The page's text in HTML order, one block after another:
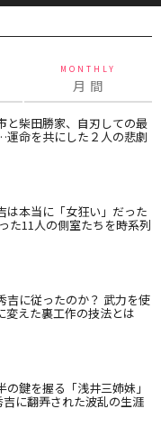
MONTHLY
月 間
と柴田勝家、自刃しての最
命を共にした２人の悲劇
は本当に「女狂い」だった
た11人の側室たちを時系列
吉に従ったのか？ 武力を使
変えた裏工作の技法とは
の鍵を握る「浅井三姉妹」
に翻弄された波乱の生涯